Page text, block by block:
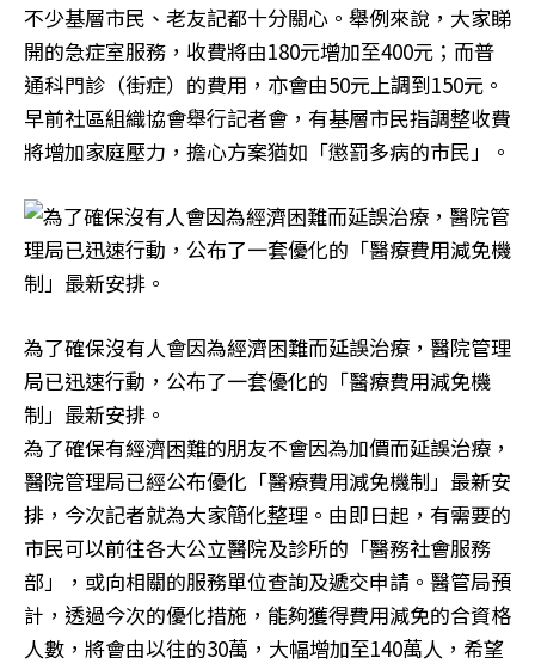
不少基層市民、老友記都十分關心。舉例來說，大家睇
開的急症室服務，收費將由180元增加至400元；而普
通科門診（街症）的費用，亦會由50元上調到150元。
早前社區組織協會舉行記者會，有基層市民指調整收費
將增加家庭壓力，擔心方案猶如「懲罰多病的市民」。
為了確保沒有人會因為經濟困難而延誤治療，醫院管理
局已迅速行動，公布了一套優化的「醫療費用減免機
制」最新安排。
為了確保有經濟困難的朋友不會因為加價而延誤治療，
醫院管理局已經公布優化「醫療費用減免機制」最新安
排，今次記者就為大家簡化整理。由即日起，有需要的
市民可以前往各大公立醫院及診所的「醫務社會服務
部」，或向相關的服務單位查詢及遞交申請。醫管局預
計，透過今次的優化措施，能夠獲得費用減免的合資格
人數，將會由以往的30萬，大幅增加至140萬人，希望